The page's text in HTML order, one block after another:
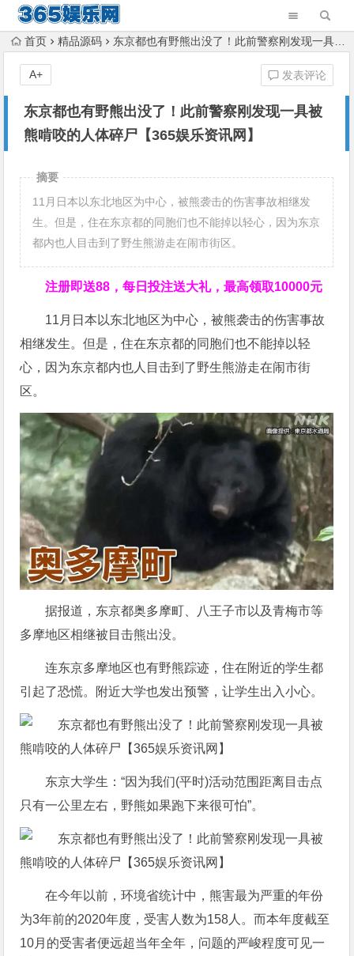
首页 精品源码 东京都也有野熊出没了！此前警察刚发现一具被熊啃咬的人体碎尸【365娱乐资讯网】
东京都也有野熊出没了！此前警察刚发现一具被
熊啃咬的人体碎尸【365娱乐资讯网】
发表评论
A+
摘要
11月日本以东北地区为中心，被熊袭击的伤害事故相继发
生。但是，住在东京都的同胞们也不能掉以轻心，因为东京
都内也人目击到了野生熊游走在闹市街区。
注册即送88，每日投注送大礼，最高领取10000元
11月日本以东北地区为中心，被熊袭击的伤害事故
相继发生。但是，住在东京都的同胞们也不能掉以轻
心，因为东京都内也人目击到了野生熊游走在闹市街
区。
据报道，东京都奥多摩町、八王子市以及青梅市等
多摩地区相继被目击熊出没。
连东京多摩地区也有野熊踪迹，住在附近的学生都
引起了恐慌。附近大学也发出预警，让学生出入小心。
东京大学生：“因为我们(平时)活动范围距离目击点
只有一公里左右，野熊如果跑下来很可怕”。
在今年以前，环境省统计中，熊害最为严重的年份
为3年前的2020年度，受害人数为158人。而本年度截至
10月的受害者便远超当年全年，问题的严峻程度可见一